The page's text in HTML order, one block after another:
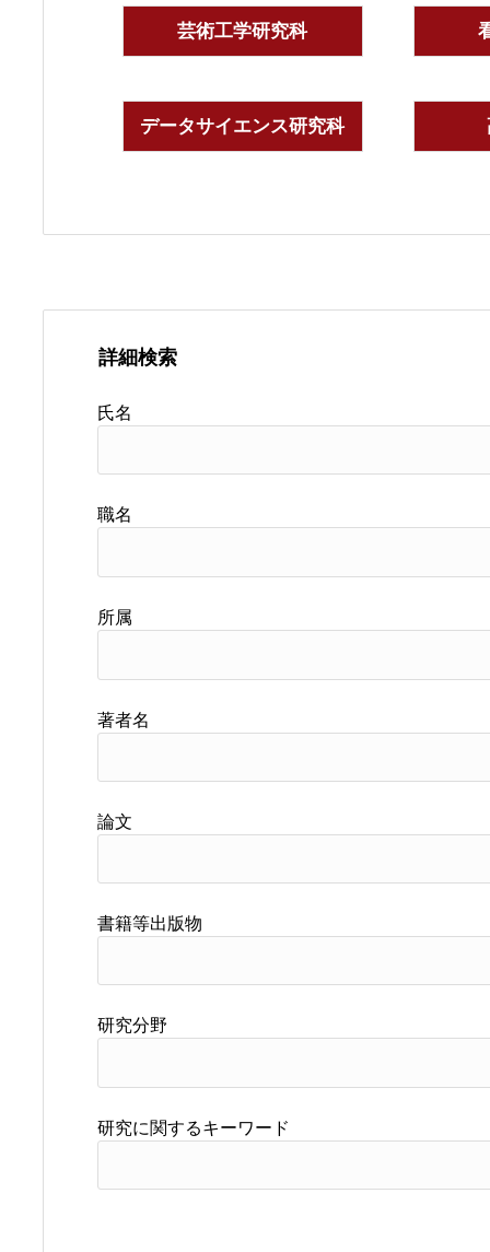
芸術工学研究科
データサイエンス研究科
詳細検索
氏名
職名
所属
著者名
論文
書籍等出版物
研究分野
研究に関するキーワード